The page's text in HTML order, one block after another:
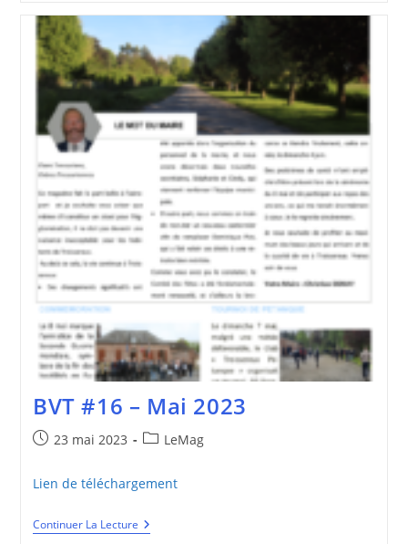
L’assainissement
BVT #16 – Mai 2023
Publication
23 mai 2023
PostLeMag
Lien de téléchargement
Continuer La LectureBVT
#16